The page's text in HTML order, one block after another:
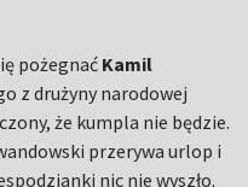
pożegnać Kamil
z drużyny narodowej
że kumpla nie będzie.
przerywa urlop i
nic nie wyszło.